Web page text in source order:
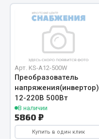
Весь раздел
Запчасти МАЗ
Система питания
Подвеска
Тормозная система
Двери
Окно ветровое
Двигатель
Арт. KS-A12-500W
Преобразователь
напряжения(инвертор)
12-220В 500Вт
В наличии
5860 ₽
Купить в один клик